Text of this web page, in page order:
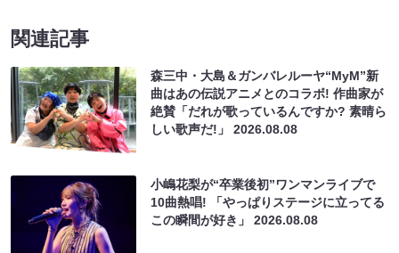
関連記事
森三中・大島＆ガンバレルーヤ“MyM”新
曲はあの伝説アニメとのコラボ! 作曲家が
絶賛「だれが歌っているんですか? 素晴ら
しい歌声だ!」2026.08.08
小嶋花梨が“卒業後初”ワンマンライブで
10曲熱唱! 「やっぱりステージに立ってる
この瞬間が好き」2026.08.08